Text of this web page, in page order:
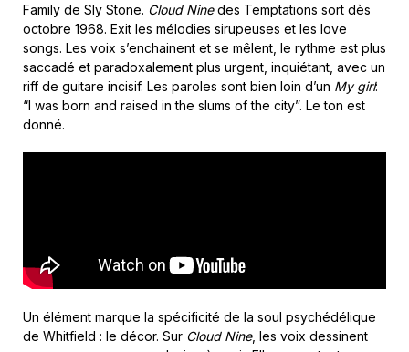
Family de Sly Stone. Cloud Ninedes Temptations sort dès
octobre 1968. Exit les mélodies sirupeuses et les love
songs. Les voix s’enchainent et se mêlent, le rythme est plus
saccadé et paradoxalement plus urgent, inquiétant, avec un
riff de guitare incisif. Les paroles sont bien loin d’un My girl:
“I was born and raised in the slums of the city”. Le ton est
donné.
Un élément marque la spécificité de la soul psychédélique
de Whitfield : le décor. Sur Cloud Nine, les voix dessinent